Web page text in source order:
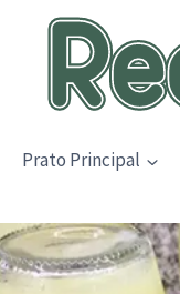
Prato Principal